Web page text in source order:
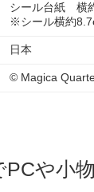
シール台紙 横
※シール横約
日本
© Magica
や小